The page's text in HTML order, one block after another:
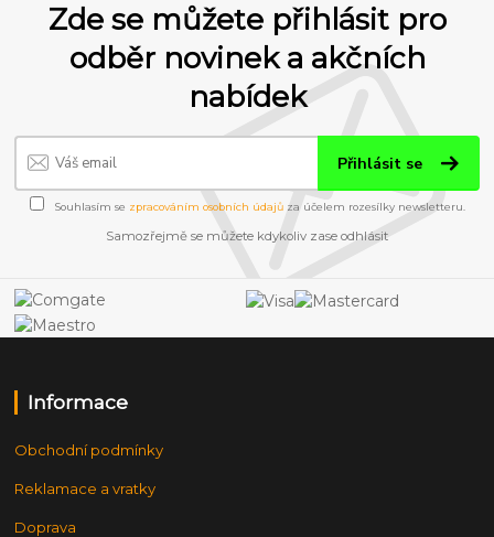
Zde se můžete přihlásit pro
odběr novinek a akčních
nabídek
Přihlásit se
Souhlasím se zpracováním osobních údajůza účelem rozesílky newsletteru.
Samozřejmě se můžete kdykoliv zase odhlásit
Informace
Obchodní podmínky
Reklamace a vratky
Doprava